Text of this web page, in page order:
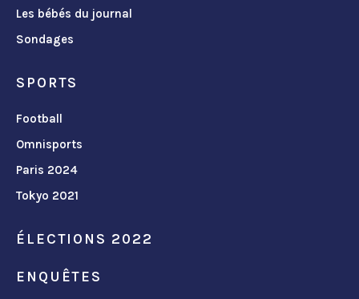
Les bébés du journal
Sondages
SPORTS
Football
Omnisports
Paris 2024
Tokyo 2021
ÉLECTIONS 2022
ENQUÊTES